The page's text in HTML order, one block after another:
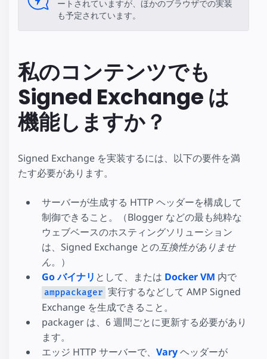
ートされていますが、ほかのブラウザでの実装
も予定されています。
私のコンテンツでも
Signed Exchange は
機能しますか？
Signed Exchange を実装するには、以下の要件を満
たす必要があります。
サーバーが生成する HTTP ヘッダーを構成して
制御できること。（Blogger などの最も純粋な
ウェブベースのホスティングソリューション
は、Signed Exchange との互換性がありませ
ん。）
Go バイナリ として、または Docker VM 内で
amppackager 実行するなどして AMP Signed
Exchange を生成できること。
packager は、6 週間ごとに更新する必要があり
ます。
エッジ HTTP サーバーで、 Varyヘッダーが